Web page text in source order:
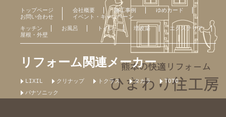
トップページ 会社概要 施工事例
ゆめカード
お問い合わせ
イベント・キャンペーン
キッチン
お風呂 トイレ 増改築
エクステリア
屋根・外壁
リフォーム関連メーカー
LIXIL クリナップ トクラス タカラ
TOTO
パナソニック